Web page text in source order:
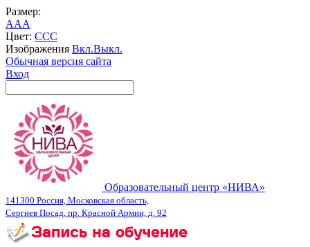
Размер:
AAA
Цвет: CCC
Изображения Вкл.Выкл.
Обычная версия сайта
Вход
Образовательный центр «НИВА»
141300 Россия, Московская область,
Сергиев Посад, пр. Красной Армии, д. 92